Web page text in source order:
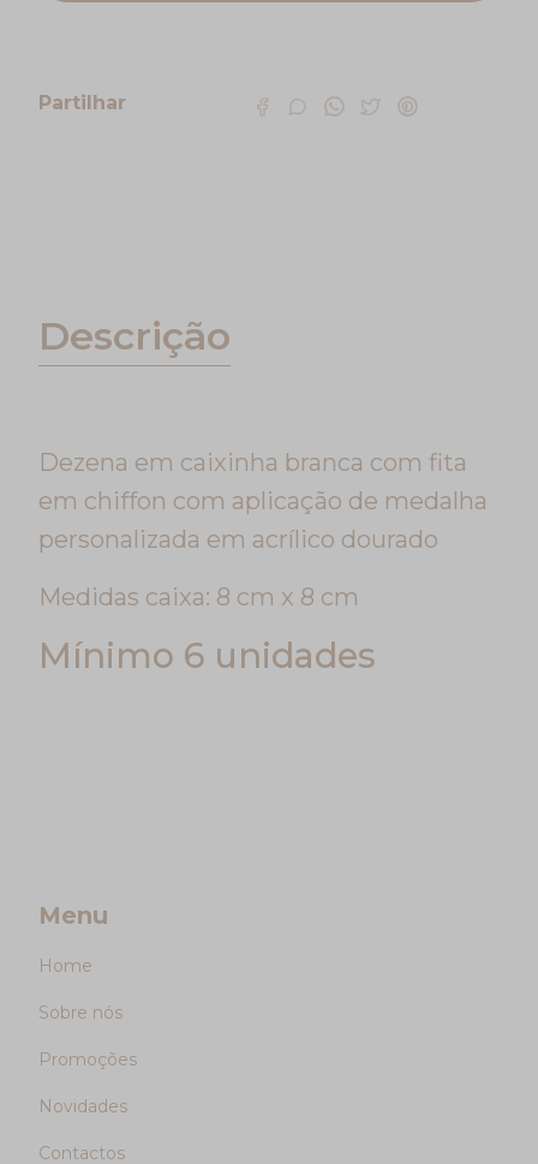
Partilhar
Descrição
Dezena em caixinha branca com fita
em chiffon com aplicação de medalha
personalizada em acrílico dourado
Medidas caixa: 8 cm x 8 cm
Mínimo 6 unidades
Menu
Home
Sobre nós
Promoções
Novidades
Contactos